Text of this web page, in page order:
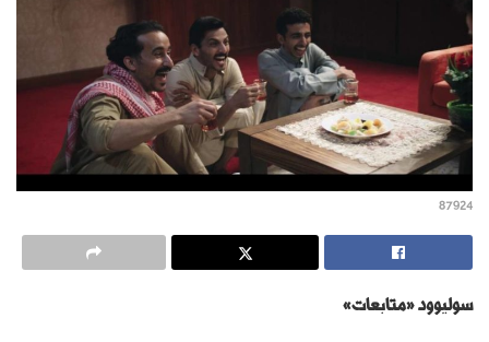
87924
سوليوود «متابعات»